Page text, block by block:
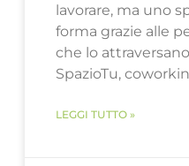
lavorare, ma uno
forma grazie alle
che lo
SpazioTu,
LEGGI TUTTO »